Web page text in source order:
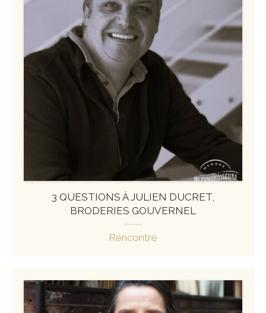
3 QUESTIONS À JULIEN DUCRET,
BRODERIES GOUVERNEL
Rencontre